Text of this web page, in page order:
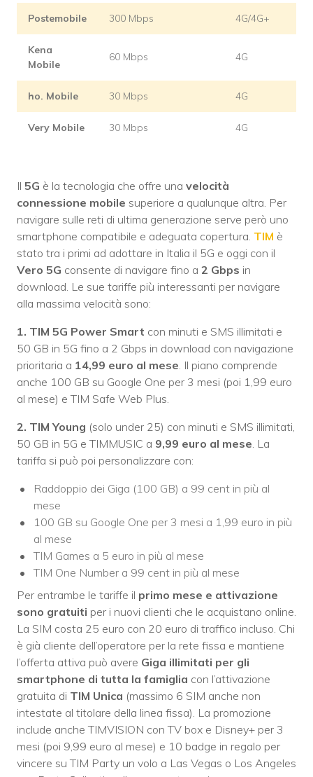
Postemobile 300 Mbps 4G/4G+
Kena
Mobile
60 Mbps 4G
ho. Mobile 30 Mbps 4G
Very Mobile 30 Mbps 4G
Il 5G è la tecnologia che offre una velocità
connessione mobile superiore a qualunque altra. Per
navigare sulle reti di ultima generazione serve però uno
smartphone compatibile e adeguata copertura. TIM è
stato tra i primi ad adottare in Italia il 5G e oggi con il
Vero 5G consente di navigare fino a 2 Gbps in
download. Le sue tariffe più interessanti per navigare
alla massima velocità sono:
1. TIM 5G Power Smart con minuti e SMS illimitati e
50 GB in 5G fino a 2 Gbps in download con navigazione
prioritaria a 14,99 euro al mese . Il piano comprende
anche 100 GB su Google One per 3 mesi (poi 1,99 euro
al mese) e TIM Safe Web Plus.
2. TIM Young (solo under 25) con minuti e SMS illimitati,
50 GB in 5G e TIMMUSIC a 9,99 euro al mese . La
tariffa si può poi personalizzare con:
Raddoppio dei Giga (100 GB) a 99 cent in più al
mese
100 GB su Google One per 3 mesi a 1,99 euro in più
al mese
TIM Games a 5 euro in più al mese
TIM One Number a 99 cent in più al mese
Per entrambe le tariffe il primo mese e attivazione
sono gratuiti per i nuovi clienti che le acquistano online.
La SIM costa 25 euro con 20 euro di traffico incluso. Chi
è già cliente dell’operatore per la rete fissa e mantiene
l’offerta attiva può avere Giga illimitati per gli
smartphone di tutta la famiglia con l’attivazione
gratuita di TIM Unica (massimo 6 SIM anche non
intestate al titolare della linea fissa). La promozione
include anche TIMVISION con TV box e Disney+ per 3
mesi (poi 9,99 euro al mese) e 10 badge in regalo per
vincere su TIM Party un volo a Las Vegas o Los Angeles